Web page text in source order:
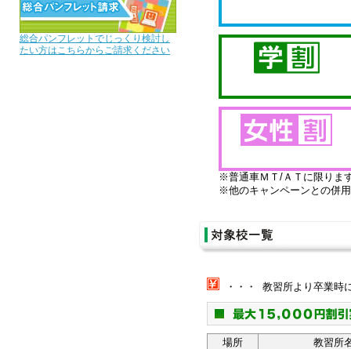
総合パンフレットでじっくり検討し
たい方はこちらからご請求ください
※普通車ＭＴ/ＡＴに限りま
※他のキャンペーンとの併
・・・ 教習所より卒業時
場所 教習所